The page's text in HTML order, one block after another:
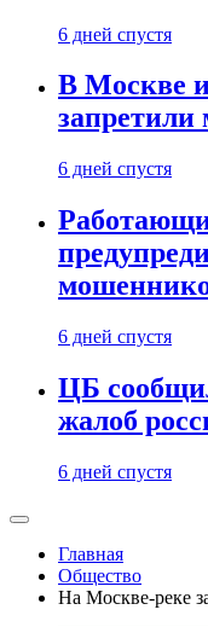
6 дней спустя
В Москве
6 дней спустя
6 дней спустя
ЦБ
жалоб
6 дней спустя
Главная
Общество
На Москве-реке